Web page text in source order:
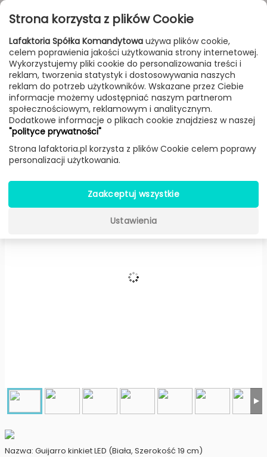
Przejdź do treści
FILTROWANIE & SORTOWANIE
Lampy Producenci LZF Produkt
Guijarro kinkiet LED (Biała,
Szerokość 19 cm) -LZF
Nazwa: Guijarro kinkiet LED (Biała, Szerokość 19 cm)
Strona korzysta z plików Cookie
Lafaktoria Spółka Komandytowa używa plików cookie,
celem poprawienia jakości użytkowania strony internetowej.
Wykorzystujemy pliki cookie do personalizowania treści i
reklam, tworzenia statystyk i dostosowywania naszych
reklam do potrzeb użytkowników. Wskazane przez Ciebie
informacje możemy udostępniać naszym partnerom
społecznościowym, reklamowym i analitycznym.
Dodatkowe informacje o plikach cookie znajdziesz w naszej
"polityce prywatności"
Strona lafaktoria.pl korzysta z plików Cookie celem poprawy
personalizacji użytkowania.
Zaakceptuj wszystkie
Ustawienia